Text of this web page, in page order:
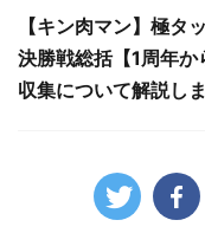
【キン肉マン】極
決勝戦総括【1周年
収集について解説しま